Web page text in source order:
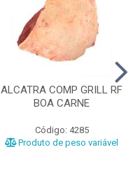
ALCATRA COMP GRILL RF
BOA CARNE
Código: 4285
Produto de peso variável